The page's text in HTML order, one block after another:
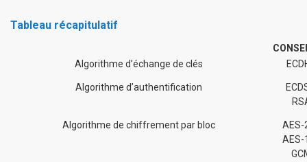
Tableau récapitulatif
Algorithme d’échange de clés
Algorithme d’authentification
Algorithme de chiffrement par bloc
AES-
AES-